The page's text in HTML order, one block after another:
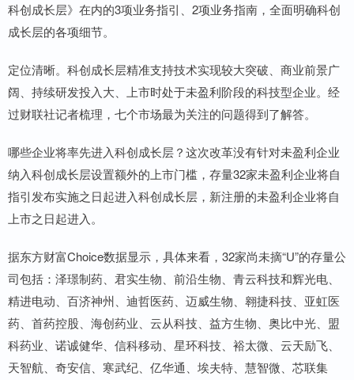
科创成长层》在内的3项业务指引、2项业务指南，全面明确科创
成长层的各项细节。
定位清晰。科创成长层精准支持技术实现较大突破、商业前景广
阔、持续研发投入大、上市时处于未盈利阶段的科技型企业。经
过财联社记者梳理，七个市场最为关注的问题得到了解答。
哪些企业将率先进入科创成长层？这次改革没有针对未盈利企业
纳入科创成长层设置额外的上市门槛，存量32家未盈利企业将自
指引发布实施之日起进入科创成长层，新注册的未盈利企业将自
上市之日起进入。
据东方财富Choice数据显示，具体来看，32家尚未摘“U”的存量公
司包括：泽璟制药、君实生物、前沿生物、青云科技和辉光电、
精进电动、百济神州、迪哲医药、迈威生物、翱捷科技、亚虹医
药、首药控股、海创药业、云从科技、益方生物、奥比中光、盟
科药业、诺诚健华、信科移动、星环科技、裕太微、云天励飞、
天智航、奇安信、寒武纪、亿华通、埃夫特、慧智微、芯联集